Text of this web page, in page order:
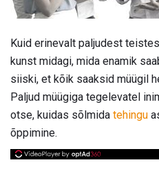
Kuid erinevalt paljudest
kunst midagi, mida enamik
siiski, et kõik saaksid müügil
Paljud müügiga tegelevatel
otse, kuidas sõlmida tehingu
õppimine.